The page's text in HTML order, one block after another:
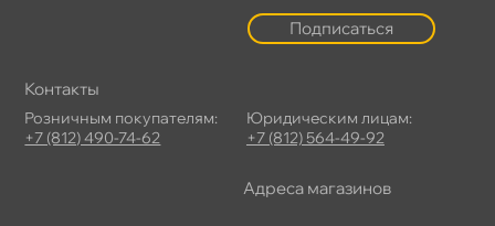
Подписаться
Контакты
Розничным покупателям:
+7 (812) 490-74-62
Юридическим лицам:
+7 (812) 564-49-92
Адреса магазино